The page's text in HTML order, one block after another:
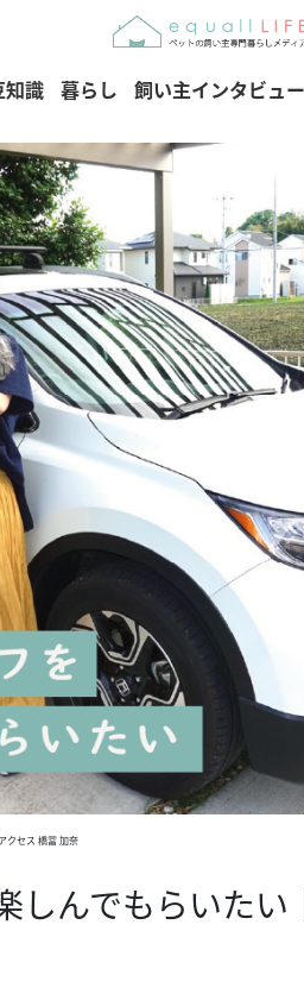
知識 暮らし 飼い主インタビュー
クセス 橋冨 加奈
しんでもらいたい